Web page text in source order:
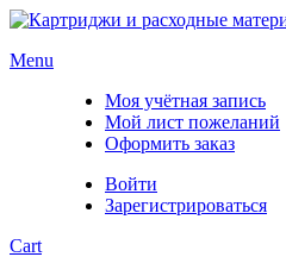
Menu
Моя учётная запись
Мой лист пожеланий
Оформить заказ
Войти
Зарегистрироваться
Cart